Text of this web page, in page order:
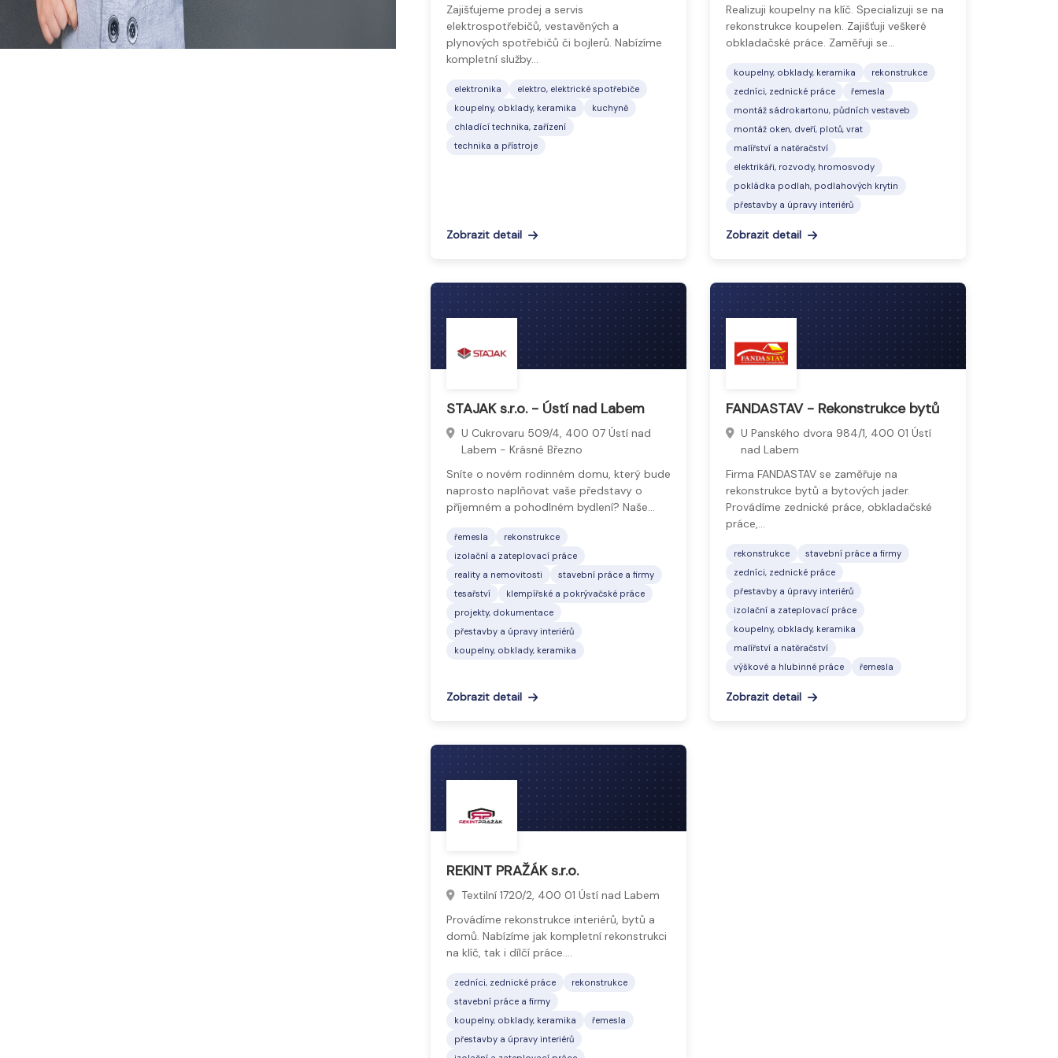
Zajišťujeme prodej a servis
elektrospotřebičů, vestavěných a
plynových spotřebičů či bojlerů. Nabízíme
kompletní služby…
elektronika
elektro, elektrické spotřebiče
koupelny, obklady, keramika
kuchyně
chladící technika, zařízení
technika a přístroje
Zobrazit detail
Realizuji koupelny na klíč. Specializuji se na
rekonstrukce koupelen. Zajišťuji veškeré
obkladačské práce. Zaměřuji se…
koupelny, obklady, keramika
rekonstrukce
zedníci, zednické práce
řemesla
montáž sádrokartonu, půdních vestaveb
montáž oken, dveří, plotů, vrat
malířství a natěračství
elektrikáři, rozvody, hromosvody
pokládka podlah, podlahových krytin
přestavby a úpravy interiérů
Zobrazit detail
STAJAK s.r.o. - Ústí nad Labem
U Cukrovaru 509/4, 400 07 Ústí nad
Labem - Krásné Březno
Sníte o novém rodinném domu, který bude
naprosto naplňovat vaše představy o
příjemném a pohodlném bydlení? Naše…
řemesla
rekonstrukce
izolační a zateplovací práce
reality a nemovitosti
stavební práce a firmy
tesařství
klempířské a pokrývačské práce
projekty, dokumentace
přestavby a úpravy interiérů
koupelny, obklady, keramika
Zobrazit detail
FANDASTAV - Rekonstrukce bytů
U Panského dvora 984/1, 400 01 Ústí
nad Labem
Firma FANDASTAV se zaměřuje na
rekonstrukce bytů a bytových jader.
Provádíme zednické práce, obkladačské
práce,…
rekonstrukce
stavební práce a firmy
zedníci, zednické práce
přestavby a úpravy interiérů
izolační a zateplovací práce
koupelny, obklady, keramika
malířství a natěračství
výškové a hlubinné práce
řemesla
Zobrazit detail
REKINT PRAŽÁK s.r.o.
Textilní 1720/2, 400 01 Ústí nad Labem
Provádíme rekonstrukce interiérů, bytů a
domů. Nabízíme jak kompletní rekonstrukci
na klíč, tak i dílčí práce.…
zedníci, zednické práce
rekonstrukce
stavební práce a firmy
koupelny, obklady, keramika
řemesla
přestavby a úpravy interiérů